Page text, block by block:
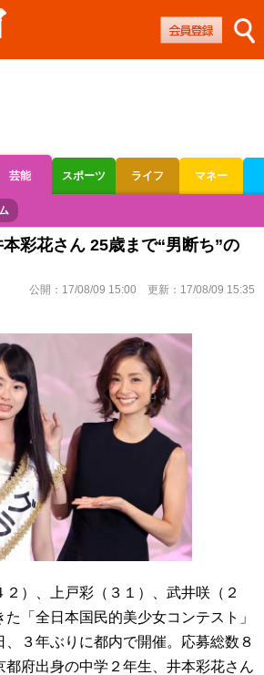
芸能 スポーツ ライフ マネー
オートレース
彩花さん 25歳まで“男断ち”の
公開： 17/08/09 15:00 更新： 17/08/09 15:35
）、上戸彩（３１）、武井咲（２
「全日本国民的美少女コンテスト」
３年ぶりに都内で開催。応募総数８
都府出身の中学２年生、井本彩花さん